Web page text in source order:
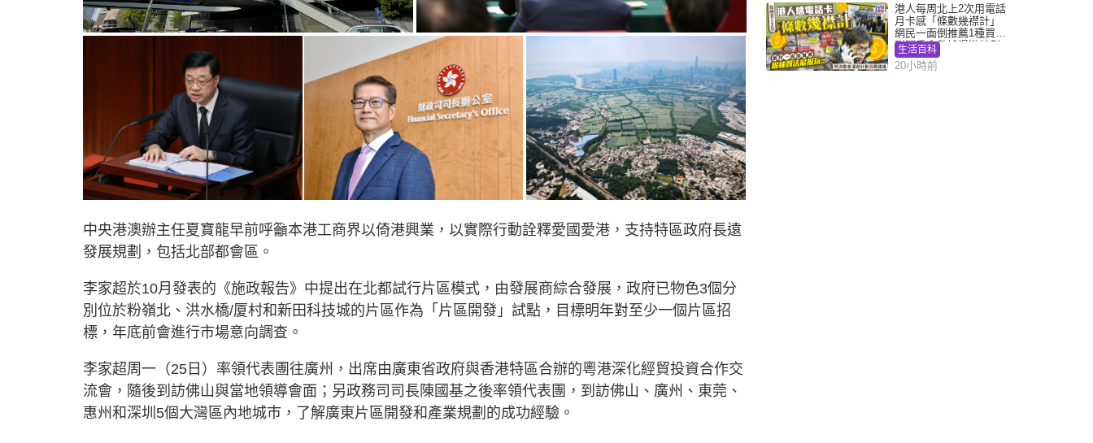
中央港澳辦主任夏寶龍早前呼籲本港工商界以倚港興業，以實際行動詮釋愛國愛港，支持特區政府長遠
發展規劃，包括北部都會區。
李家超於10月發表的《施政報告》中提出在北都試行片區模式，由發展商綜合發展，政府已物色3個分
別位於粉嶺北、洪水橋/厦村和新田科技城的片區作為「片區開發」試點，目標明年對至少一個片區招
標，年底前會進行市場意向調查。
李家超周一（25日）率領代表團往廣州，出席由廣東省政府與香港特區合辦的粵港深化經貿投資合作交
流會，隨後到訪佛山與當地領導會面；另政務司司長陳國基之後率領代表團，到訪佛山、廣州、東莞、
惠州和深圳5個大灣區內地城巿，了解廣東片區開發和產業規劃的成功經驗。
港人每周北上2次用電話
月卡感「條數幾襟計」
網民一面倒推薦1種買法
附消委會數據漫遊計劃
消費提示
生活百科
20小時前